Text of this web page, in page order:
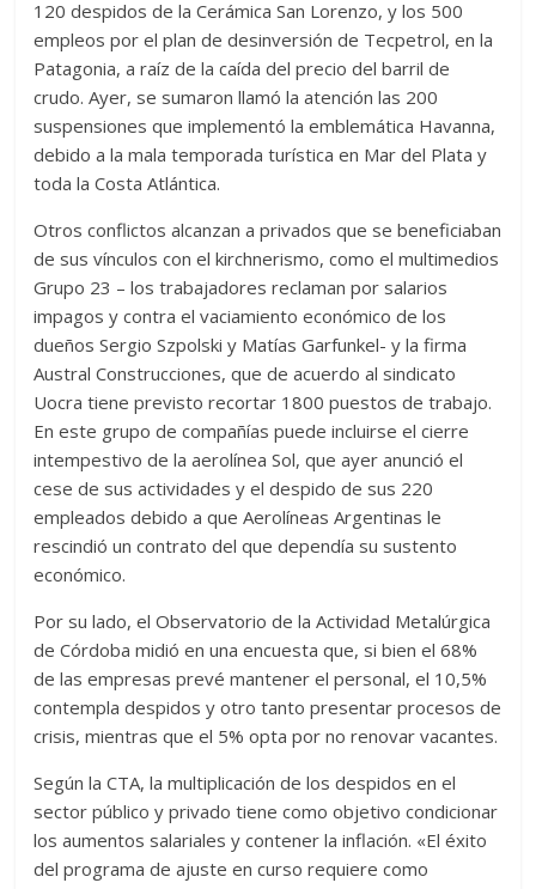
120 despidos de la Cerámica San Lorenzo, y los 500
empleos por el plan de desinversión de Tecpetrol, en la
Patagonia, a raíz de la caída del precio del barril de
crudo. Ayer, se sumaron llamó la atención las 200
suspensiones que implementó la emblemática Havanna,
debido a la mala temporada turística en Mar del Plata y
toda la Costa Atlántica.
Otros conflictos alcanzan a privados que se beneficiaban
de sus vínculos con el kirchnerismo, como el multimedios
Grupo 23 – los trabajadores reclaman por salarios
impagos y contra el vaciamiento económico de los
dueños Sergio Szpolski y Matías Garfunkel- y la firma
Austral Construcciones, que de acuerdo al sindicato
Uocra tiene previsto recortar 1800 puestos de trabajo.
En este grupo de compañías puede incluirse el cierre
intempestivo de la aerolínea Sol, que ayer anunció el
cese de sus actividades y el despido de sus 220
empleados debido a que Aerolíneas Argentinas le
rescindió un contrato del que dependía su sustento
económico.
Por su lado, el Observatorio de la Actividad Metalúrgica
de Córdoba midió en una encuesta que, si bien el 68%
de las empresas prevé mantener el personal, el 10,5%
contempla despidos y otro tanto presentar procesos de
crisis, mientras que el 5% opta por no renovar vacantes.
Según la CTA, la multiplicación de los despidos en el
sector público y privado tiene como objetivo condicionar
los aumentos salariales y contener la inflación. «El éxito
del programa de ajuste en curso requiere como